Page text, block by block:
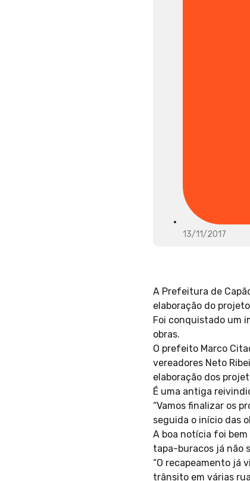
13/11/2017
A Prefeitura de
elaboração do
Foi conquistado um
obras.
O prefeito Marco
vereadores Neto
elaboração dos
É uma antiga
“Vamos finalizar os
seguida o início das
A boa notícia foi
tapa-buracos já não
“O recapeamento já
trânsito em várias